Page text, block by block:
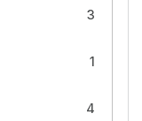
3
1
4